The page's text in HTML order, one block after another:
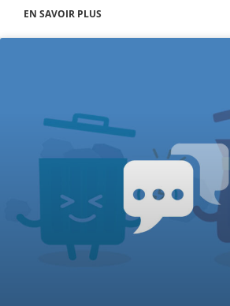
EN SAVOIR PLUS